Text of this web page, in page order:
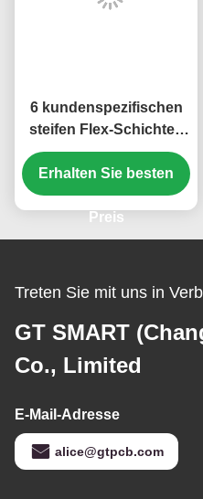
6 kundenspezifischen
steifen Flex-Schichten
PWBs 0.9mm grün kein
Silkscreen
151.5*88.74mm
Erhalten Sie besten
Preis
Treten Sie mit uns in
GT SMART
Co., Limited
E-Mail-Adresse
alice@gtpcb.com